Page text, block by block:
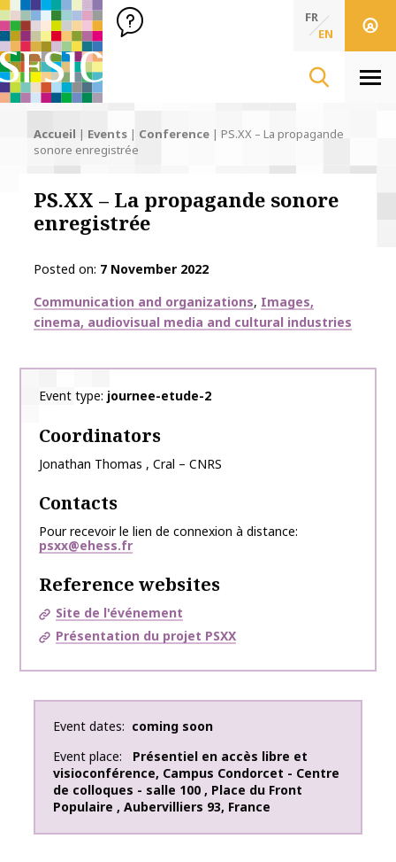
SFSIC Société Française des Sciences de l'Information & de
Société Française des Sciences de
FR
EN
Accueil | Events | Conference | PS.XX – La propagande
sonore enregistrée
PS.XX – La propagande sonore
enregistrée
Posted on 7 November 2022
Thématiques
Communication and organizations Images,
cinema, audiovisual media and cultural industries
Event type journee-etude-2
Coordinators
Jonathan Thomas , Cral – CNRS
Contacts
Pour recevoir le lien de connexion à distance
psxx@ehess.fr
Reference websites
Site de l'événement
Présentation du projet PSXX
Event dates
coming soon
Event place
Présentiel en accès libre et
visioconférence, Campus Condorcet - Centre
de colloques - salle 100 , Place du Front
Populaire , Aubervilliers 93, France